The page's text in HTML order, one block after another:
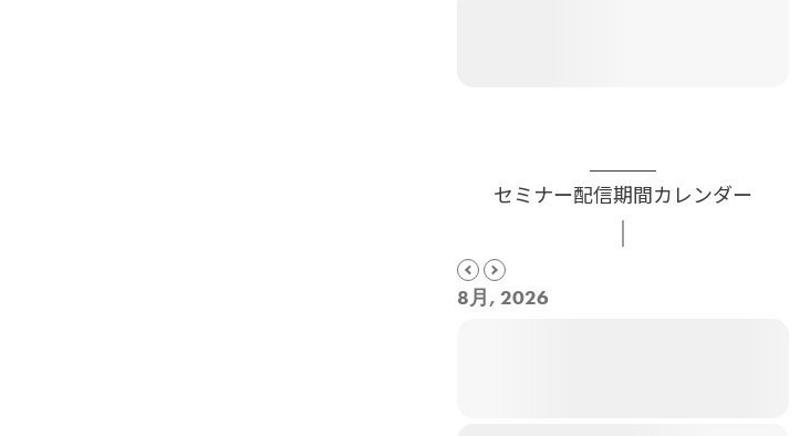
セミナー配信期間カレンダー
8月, 2026